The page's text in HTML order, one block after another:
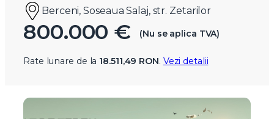
Berceni, Soseaua Salaj, str. Zetarilor
800.000 € (Nu se aplica TVA)
Rate lunare de la 18.511,49 RON. Vezi detalii